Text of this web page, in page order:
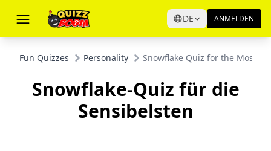
DE ANMELDEN
Fun Quizzes Personality Snowflake Quiz for the Most
Snowflake-Quiz für die
Sensibelsten